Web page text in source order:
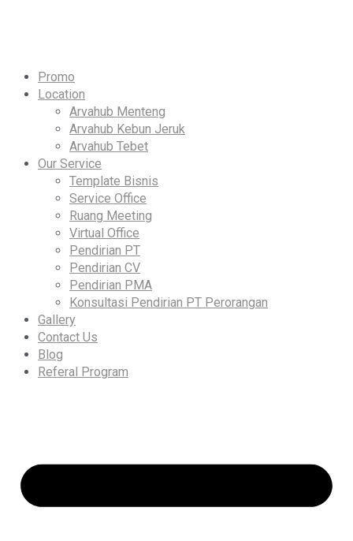
Promo
Location
Arvahub Menteng
Arvahub Kebun Jeruk
Arvahub Tebet
Our Service
Template Bisnis
Service Office
Ruang Meeting
Virtual Office
Pendirian PT
Pendirian CV
Pendirian PMA
Konsultasi Pendirian PT Perorangan
Gallery
Contact Us
Blog
Referal Program